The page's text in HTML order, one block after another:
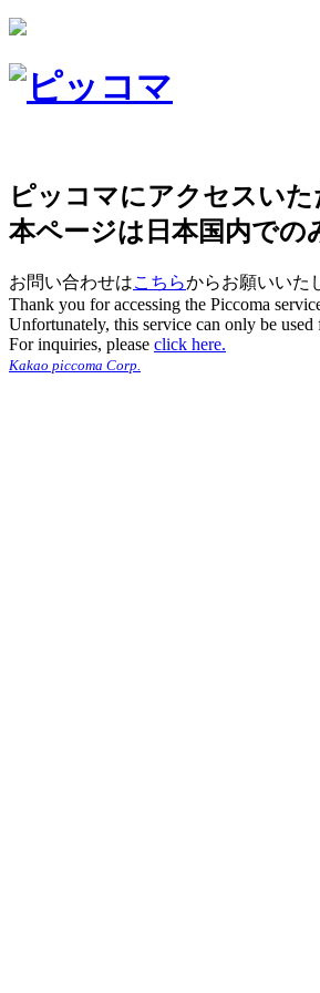
ピッコマにアクセスい
本ページは日本国内での
お問い合わせはこちらからお願いいた
Thank you for accessing the Piccoma
Unfortunately, this service can only be used
For inquiries, please click here.
Kakao piccoma Corp.